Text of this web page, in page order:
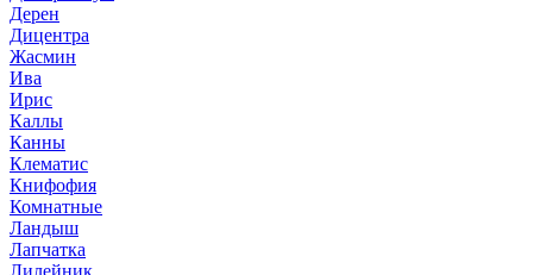
Дерен
Дицентра
Жасмин
Ива
Ирис
Каллы
Канны
Клематис
Книфофия
Комнатные
Ландыш
Лапчатка